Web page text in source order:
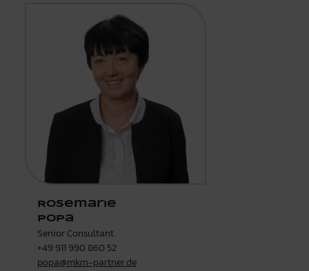
Rosemarie
Popa
Senior Consultant
+49 911 990 860 52
popa@mkm-partner.de